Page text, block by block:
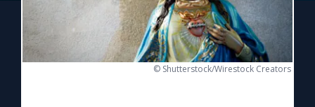
L'actualité de la semaine
La chaîne Youtube
© Shutterstock/Wirestock Creators